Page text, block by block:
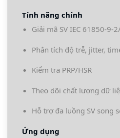
Tính năng chính
Giải mã SV IEC 61850-9-
Phân tích độ trễ, jitter,
Kiểm tra PRP/HSR
Theo dõi chất lượng dữ
Hỗ trợ đa luồng SV song
Ứng dụng